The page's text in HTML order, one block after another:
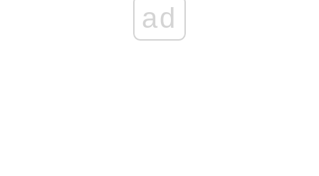
ad